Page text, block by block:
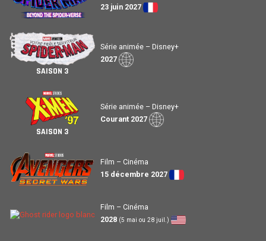
23 juin 2027
SAISON 3
Série animée – Disney+
2027
SAISON 3
Série animée – Disney+
Courant 2027
Film – Cinéma
15 décembre 2027
Film – Cinéma
2028 (5 mai ou 28 juil.)